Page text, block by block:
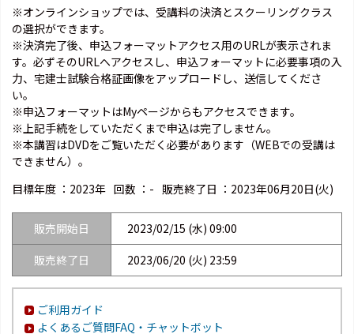
※オンラインショップでは、受講料の決済とスクーリングクラス
の選択ができます。
※決済完了後、申込フォーマットアクセス用のURLが表示されま
す。必ずそのURLへアクセスし、申込フォーマットに必要事項の入
力、宅建士試験合格証画像をアップロードし、送信してくださ
い。
※申込フォーマットはMyページからもアクセスできます。
※上記手続をしていただくまで申込は完了しません。
※本講習はDVDをご覧いただく必要があります（WEBでの受講は
できません）。
目標年度 ： 2023年 回数 ： - 販売終了日 ： 2023年06月20日(火)
販売開始日
2023/02/15 (水) 09:00
販売終了日
2023/06/20 (火) 23:59
ご利用ガイド
よくあるご質問FAQ・チャットボット